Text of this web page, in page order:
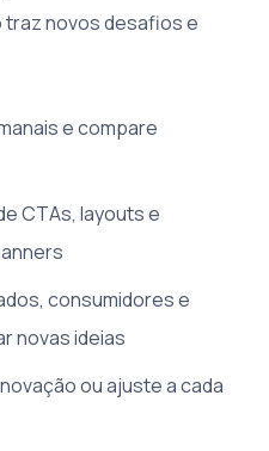
traz novos desafios e
e compare
CTAs, layouts e
consumidores e
novas ideias
ou ajuste a cada